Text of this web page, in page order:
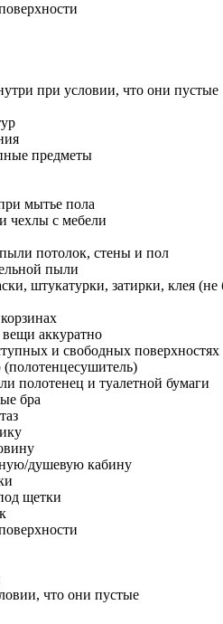
при условии, что они пустые
предметы
мытье пола
чехлы с мебели
потолок, стены и пол
пыли
штукатурки, затирки, клея
аккуратно
и свободных поверхностях
полотенец и туалетной бумаги
бра
душевую кабину
щетки
что они пустые